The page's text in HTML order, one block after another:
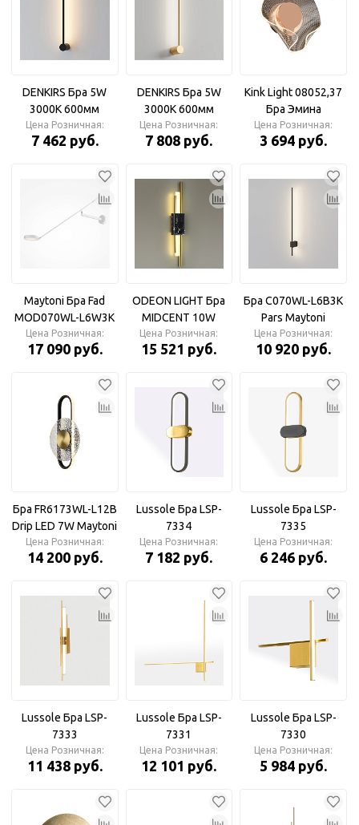
DENKIRS Бра 5W
3000K 600мм
черный
Цена Розничная:
7 462 руб.
DENKIRS Бра 5W
3000K 600мм
матовое золото
Цена Розничная:
7 808 руб.
Kink Light 08052,37
Бра Эмина
французское
золото d25 h20 Led
Цена Розничная:
3 694 руб.
Maytoni Бра Fad
MOD070WL-L6W3K
3000К 6Вт
Цена Розничная:
17 090 руб.
ODEON LIGHT Бра
MIDCENT 10W
3000К MARMI
золотистый
Цена Розничная:
15 521 руб.
Бра C070WL-L6B3K
Pars Maytoni
Цена Розничная:
10 920 руб.
Бра FR6173WL-L12B
Drip LED 7W Maytoni
Цена Розничная:
14 200 руб.
Lussole Бра LSP-
7334
Цена Розничная:
7 182 руб.
Lussole Бра LSP-
7335
Цена Розничная:
6 246 руб.
Lussole Бра LSP-
7333
Цена Розничная:
11 438 руб.
Lussole Бра LSP-
7331
Цена Розничная:
12 101 руб.
Lussole Бра LSP-
7330
Цена Розничная:
5 984 руб.